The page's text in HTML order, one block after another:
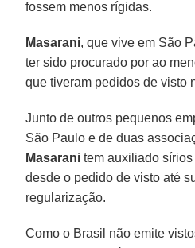
fossem menos rígidas.
Masarani, que vive em São
ter sido procurado por ao
que tiveram pedidos de visto
Junto de outros pequenos
São Paulo e de duas
Masarani tem auxiliado sírios
desde o pedido de visto até
regularização.
Como o Brasil não emite